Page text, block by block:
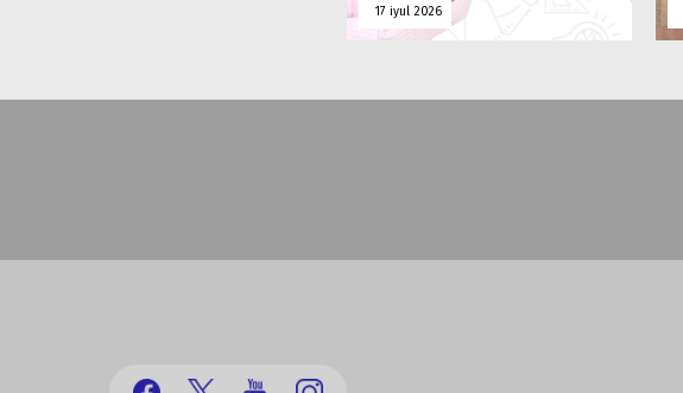
17 iyul 2026